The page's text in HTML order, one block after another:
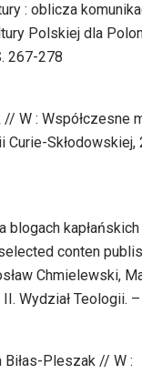
: oblicza
Polskiej dla
267-278
W : Współczesne
Skłodowskiej,
blogach
conten
Chmielewski,
Wydział Teologii. –
Pleszak // W :